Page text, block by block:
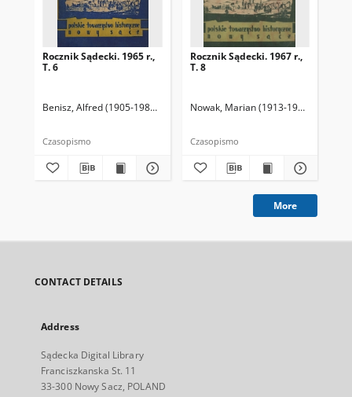
Rocznik Sądecki. 1965 r.,
T. 6
Benisz, Alfred (1905-1987). Redaktor Dziwik, Kazimierz (1931-1991).
Czasopismo
Rocznik Sądecki. 1967 r.,
T. 8
Nowak, Marian (1913-1991).
Czasopismo
More
CONTACT DETAILS
Address
Sądecka Digital Library
Franciszkanska St. 11
33-300 Nowy Sacz, POLAND